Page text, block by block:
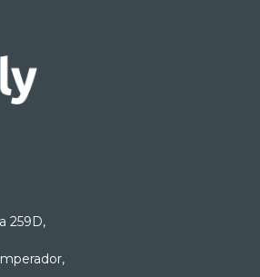
259D,